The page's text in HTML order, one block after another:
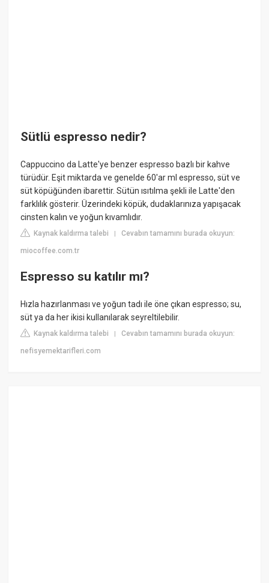
Sütlü espresso nedir?
Cappuccino da Latte'ye benzer espresso bazlı bir kahve
türüdür. Eşit miktarda ve genelde 60'ar ml espresso, süt ve
süt köpüğünden ibarettir. Sütün ısıtılma şekli ile Latte'den
farklılık gösterir. Üzerindeki köpük, dudaklarınıza yapışacak
cinsten kalın ve yoğun kıvamlıdır.
Kaynak kaldırma talebi |Cevabın tamamını burada okuyun:
miocoffee.com.tr
Espresso su katılır mı?
Hızla hazırlanması ve yoğun tadı ile öne çıkan espresso; su,
süt ya da her ikisi kullanılarak seyreltilebilir.
Kaynak kaldırma talebi |Cevabın tamamını burada okuyun:
nefisyemektarifleri.com